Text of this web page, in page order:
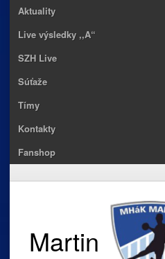
Aktuality
Live výsledky ,,A“
SZH Live
Súťaže
Tímy
Kontakty
Fanshop
Martin